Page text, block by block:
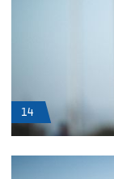
14